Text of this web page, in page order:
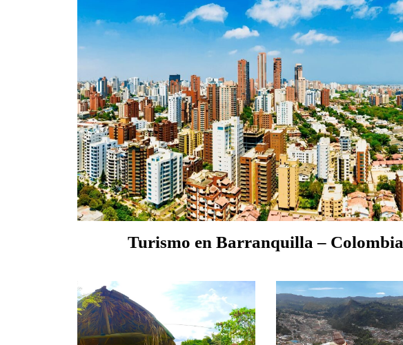
Turismo en Barranquilla – Colombia